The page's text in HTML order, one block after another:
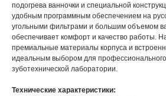
подогрева ванночки и специальной
удобным программным обеспечением на
угольными фильтрами и большим объемом
обеспечивает комфорт и качество работы.
премиальные материалы корпуса и
идеальным выбором для
зуботехнической лаборатории.
Технические характеристики: